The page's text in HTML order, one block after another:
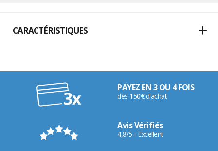
CARACTÉRISTIQUES
PAYEZ EN 3 OU 4 FOIS
dès 150€ d'achat
Avis Vérifiés
4,8/5 - Excellent